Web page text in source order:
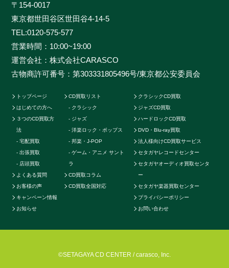
めに、各ジャンルに精通したベテランのスタッフが一つ
一つ丁寧に査定を行わせて頂きます。過去の莫大な買取
データに加えて世界中の最新相場チャートを照らし合わ
せ、ただ買い取るだけのサービスとは一線を画する「的
確な」査定はどこにも真似出来ません。ご自宅で聴かな
古相場は日々変動しています。それは国内だけではなく
世界基準の価格相場でも同じです。当店では国内のネッ
トワークだけでなく、アメリカやカナダ、イギリスなど
の海外ネットワークも強く、日本では人気のないCDで
も高く買取ることが可能です。業界トップの高価買取を
実現することができます。例えばクラシックのCDでも
高音質盤か通常盤で全く値段が変わってきたり、ロック
やポップス系CDで帯の形状や製造年によって何十倍に
様々です。他店より1円でも高く買い取らせて頂く為に
CDを処分したい・売りたい・現金化したいなど、お客
〒154-0017
東京都世田谷区世田谷4-14-5
TEL:0120-575-577
営業時間：10:00~19:00
運営会社：株式会社CARASCO
古物商許可番号：第303331805496号/東京都公安委員会
トップページ
はじめての方へ
３つのCD買取方
法
宅配買取
出張買取
店頭買取
よくある質問
お客様の声
キャンペーン情報
お知らせ
CD買取リスト
クラシック
ジャズ
洋楽ロック・ポップス
邦楽・J-POP
ゲーム・アニメ サント
ラ
CD買取コラム
CD買取全国対応
クラシックCD買取
ジャズCD買取
ハードロックCD買取
DVD・Blu-ray買取
法人様向けCD買取サービス
セタガヤレコードセンター
セタガヤオーディオ買取センタ
ー
セタガヤ楽器買取センター
プライバシーポリシー
お問い合わせ
©SETAGAYA CD CENTER / carasco, Inc.